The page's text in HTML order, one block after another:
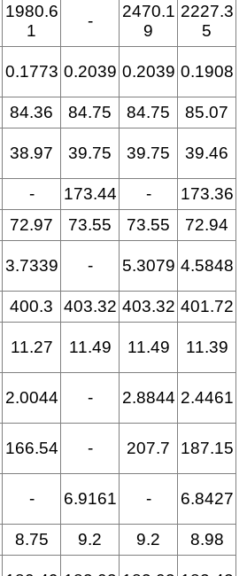
1980.6
1
-
2470.1
9
2227.3
5
0.1773 0.2039 0.2039 0.1908
84.36 84.75 84.75
85.07
38.97 39.75 39.75 39.46
- 173.44 -
173.36
72.97 73.55 73.55
72.94
3.7339 - 5.3079 4.5848
400.3 403.32 403.32 401.72
11.27 11.49 11.49 11.39
2.0044 - 2.8844 2.4461
166.54 - 207.7 187.15
- 6.9161 - 6.8427
8.75 9.2 9.2
8.98